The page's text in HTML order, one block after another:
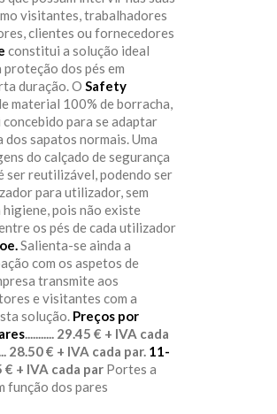
visitantes, trabalhadores
clientes ou fornecedores
constitui a solução ideal
dos pés em
duração. O Safety
material 100% de borracha,
para se adaptar
dos sapatos normais. Uma
do calçado de segurança
ser reutilizável, podendo ser
para utilizador, sem
higiene, pois não existe
os pés de cada utilizador
Salienta-se ainda a
com os aspetos de
transmite aos
e visitantes com a
solução. Preços por
........... 29.45 € + IVA cada
28.50 € + IVA cada par. 11-
€ + IVA cada parPortes a
função dos pares